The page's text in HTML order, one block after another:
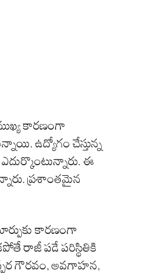
కారణంగా
ఉద్యోగం చేస్తున్న
ఈ
ప్రశాంతమైన
కారణంగా
రాజీ పడే పరిస్థితికి
గౌరవం, అవగాహన,